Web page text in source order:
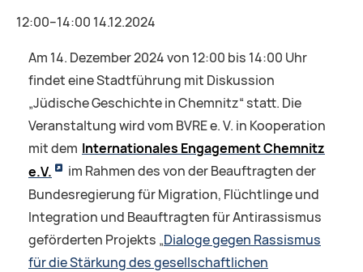
12:00–14:00 14.12.2024
Am 14. Dezember 2024 von 12:00 bis 14:00 Uhr
findet eine Stadtführung mit Diskussion
„Jüdische Geschichte in Chemnitz“ statt. Die
Veranstaltung wird vom BVRE e. V. in Kooperation
mit dem Internationales Engagement Chemnitz
e.V.
im Rahmen des von der Beauftragten der
Bundesregierung für Migration, Flüchtlinge und
Integration und Beauftragten für Antirassismus
geförderten Projekts „Dialoge gegen Rassismus
für die Stärkung des gesellschaftlichen